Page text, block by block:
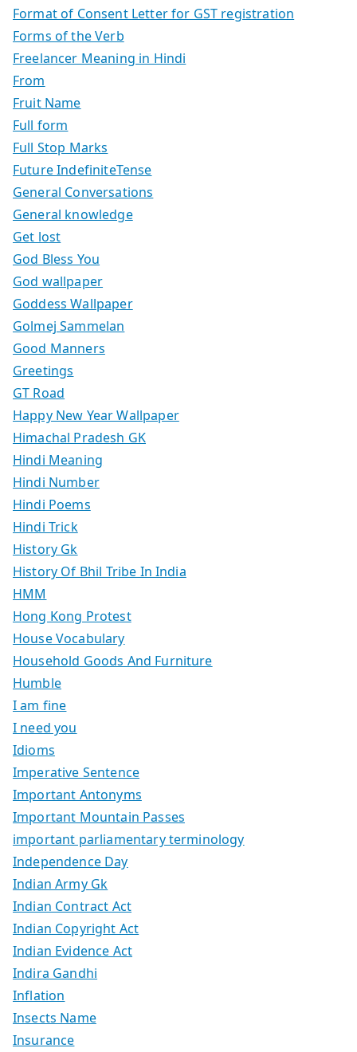
Format of Consent Letter for GST registration
Forms of the Verb
Freelancer Meaning in Hindi
From
Fruit Name
Full form
Full Stop Marks
Future IndefiniteTense
General Conversations
General knowledge
Get lost
God Bless You
God wallpaper
Goddess Wallpaper
Golmej Sammelan
Good Manners
Greetings
GT Road
Happy New Year Wallpaper
Himachal Pradesh GK
Hindi Meaning
Hindi Number
Hindi Poems
Hindi Trick
History Gk
History Of Bhil Tribe In India
HMM
Hong Kong Protest
House Vocabulary
Household Goods And Furniture
Humble
I am fine
I need you
Idioms
Imperative Sentence
Important Antonyms
Important Mountain Passes
important parliamentary terminology
Independence Day
Indian Army Gk
Indian Contract Act
Indian Copyright Act
Indian Evidence Act
Indira Gandhi
Inflation
Insects Name
Insurance